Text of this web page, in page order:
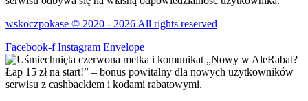
wskoczpokase © 2020 - 2026 All rights reserved
Facebook-f Instagram Envelope